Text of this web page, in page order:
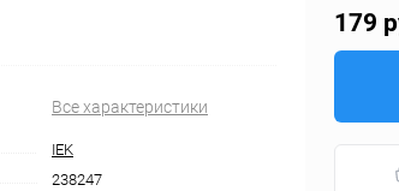
Все характеристики
IEK
238247
179